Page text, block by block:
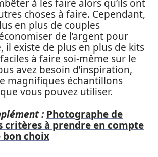
à les faire alors qu’ils ont
choses à faire. Cependant,
en plus de couples
de l’argent pour
il existe de plus en plus de kits
à faire soi-même sur le
avez besoin d’inspiration,
magnifiques échantillons
vous pouvez utiliser.
: Photographe de
critères à prendre en compte
choix